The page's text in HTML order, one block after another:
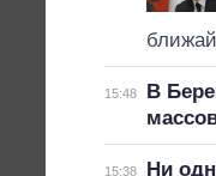
15:48
В
15:38
Ни